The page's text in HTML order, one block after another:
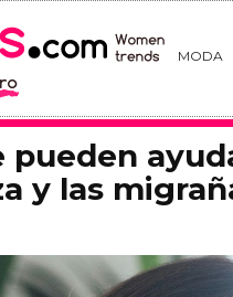
MODA
pueden
y las